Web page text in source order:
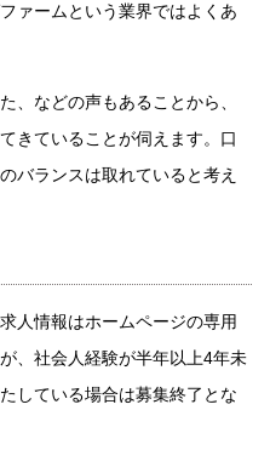
ァームという業界ではよくあ
、などの声もあることから、
きていることが伺えます。口
バランスは取れていると考え
人情報はホームページの専用
、社会人経験が半年以上4年未
している場合は募集終了とな